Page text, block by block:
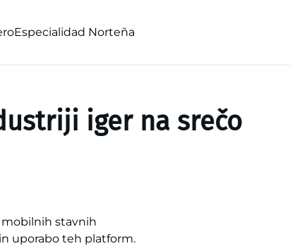
Especialidad Norteña
iger na srečo
mobilnih stavnih
uporabo teh platform.